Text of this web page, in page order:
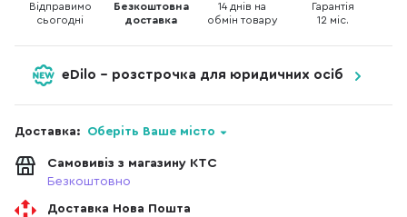
Відправимо
сьогодні
Безкоштовна
доставка
14 днів на
обмін товару
Гарантія
12 міс.
eDilo - розстрочка для юридичних осіб
Доставка: Оберіть Ваше місто
Самовивіз з магазину КТС
Безкоштовно
Доставка Нова Пошта